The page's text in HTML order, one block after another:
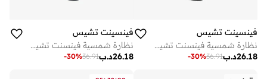
فينسينت تشيس
نظارة شمسية فينسنت تشيس بلاك جراي مربعة بإطار كامل للرجال والنساء
د.ب26.18
36.91
-30%
فينسينت تشيس
نظارة شمسية فينسنت تشيس من لينسكارت للرجال والنساء
د.ب26.18
36.91
-30%